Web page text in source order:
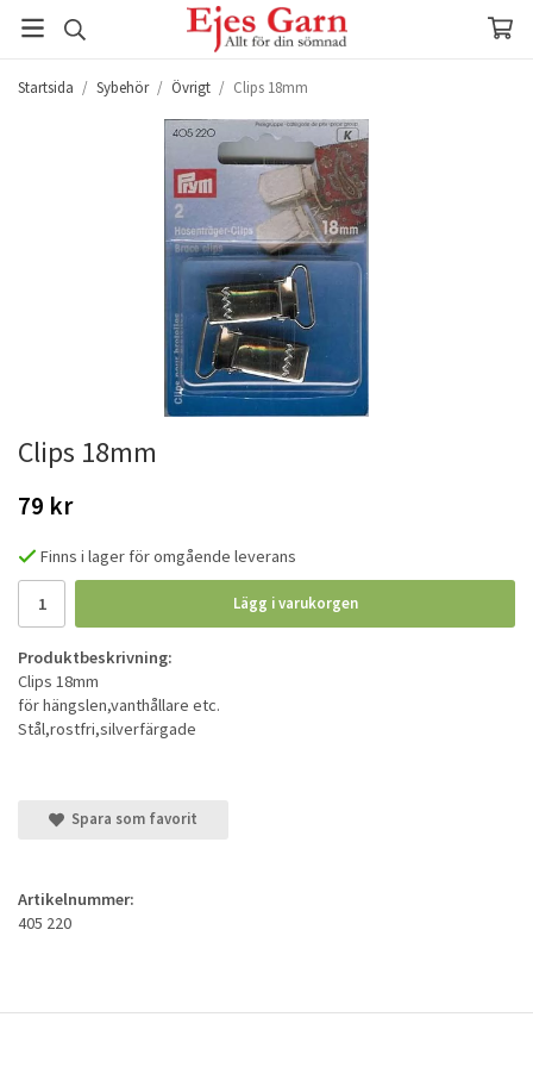
Startsida / Sybehör / Övrigt / Clips 18mm
Clips 18mm
79 kr
Finns i lager för omgående leverans
Lägg i varukorgen
Produktbeskrivning:
Clips 18mm
för hängslen,vanthållare etc.
Stål,rostfri,silverfärgade
Spara som favorit
Artikelnummer:
405 220